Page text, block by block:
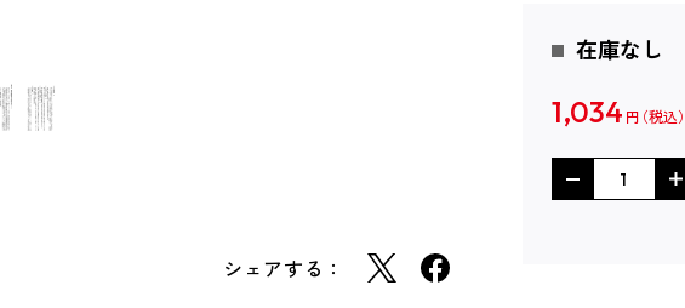
シェアする：
在庫なし
1,034 円